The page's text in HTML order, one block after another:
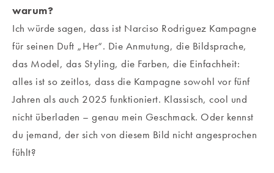
warum?
Ich würde sagen, dass ist Narciso Rodriguez Kampagne
für seinen Duft „Her“. Die Anmutung, die Bildsprache,
das Model, das Styling, die Farben, die Einfachheit:
alles ist so zeitlos, dass die Kampagne sowohl vor fünf
Jahren als auch 2025 funktioniert. Klassisch, cool und
nicht überladen – genau mein Geschmack. Oder kennst
du jemand, der sich von diesem Bild nicht angesprochen
fühlt?